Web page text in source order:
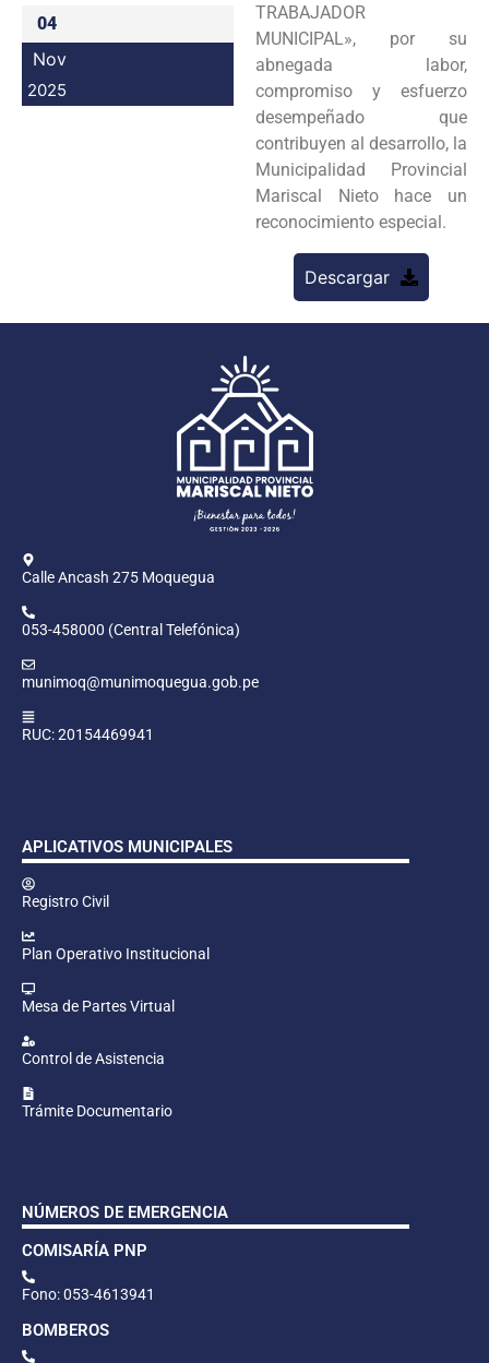
04
Nov
2025
TRABAJADOR
MUNICIPAL», por su
abnegada labor,
compromiso y esfuerzo
desempeñado que
contribuyen al desarrollo, la
Municipalidad Provincial
Mariscal Nieto hace un
reconocimiento especial.
Descargar
Calle Ancash 275 Moquegua
053-458000 (Central Telefónica)
munimoq@munimoquegua.gob.pe
RUC: 20154469941
APLICATIVOS MUNICIPALES
Registro Civil
Plan Operativo Institucional
Mesa de Partes Virtual
Control de Asistencia
Trámite Documentario
NÚMEROS DE EMERGENCIA
COMISARÍA PNP
Fono: 053-4613941
BOMBEROS